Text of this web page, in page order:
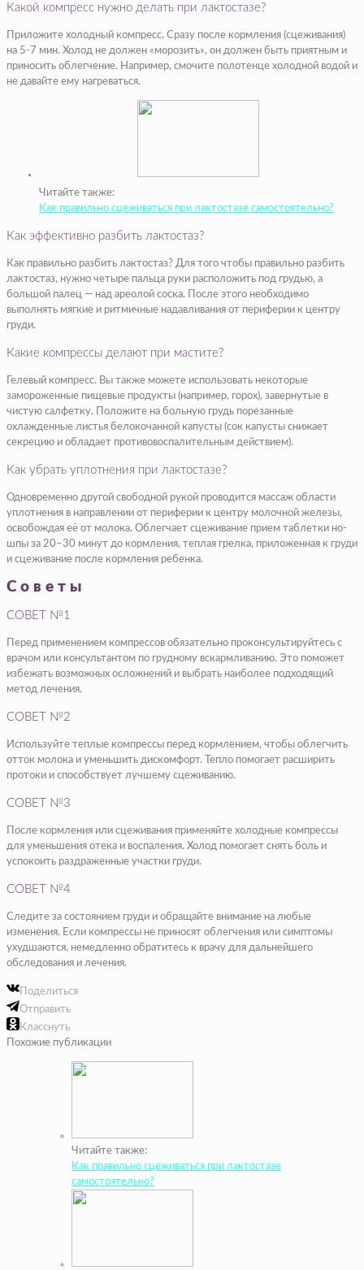
Какой компресс нужно делать при лактостазе?
Приложите холодный компресс. Сразу после кормления (сцеживания)
на 5-7 мин. Холод не должен «морозить», он должен быть приятным и
приносить облегчение. Например, смочите полотенце холодной водой и
не давайте ему нагреваться.
Читайте также:
Как правильно сцеживаться при лактостазе самостоятельно?
Как эффективно разбить лактостаз?
Как правильно разбить лактостаз? Для того чтобы правильно разбить
лактостаз, нужно четыре пальца руки расположить под грудью, а
большой палец — над ареолой соска. После этого необходимо
выполнять мягкие и ритмичные надавливания от периферии к центру
груди.
Какие компрессы делают при мастите?
Гелевый компресс. Вы также можете использовать некоторые
замороженные пищевые продукты (например, горох), завернутые в
чистую салфетку. Положите на больную грудь порезанные
охлажденные листья белокочанной капусты (сок капусты снижает
секрецию и обладает противовоспалительным действием).
Как убрать уплотнения при лактостазе?
Одновременно другой свободной рукой проводится массаж области
уплотнения в направлении от периферии к центру молочной железы,
освобождая её от молока. Облегчает сцеживание прием таблетки но-
шпы за 20–30 минут до кормления, теплая грелка, приложенная к груди
и сцеживание после кормления ребенка.
Советы
СОВЕТ №1
Перед применением компрессов обязательно проконсультируйтесь с
врачом или консультантом по грудному вскармливанию. Это поможет
избежать возможных осложнений и выбрать наиболее подходящий
метод лечения.
СОВЕТ №2
Используйте теплые компрессы перед кормлением, чтобы облегчить
отток молока и уменьшить дискомфорт. Тепло помогает расширить
протоки и способствует лучшему сцеживанию.
СОВЕТ №3
После кормления или сцеживания применяйте холодные компрессы
для уменьшения отека и воспаления. Холод помогает снять боль и
успокоить раздраженные участки груди.
СОВЕТ №4
Следите за состоянием груди и обращайте внимание на любые
изменения. Если компрессы не приносят облегчения или симптомы
ухудшаются, немедленно обратитесь к врачу для дальнейшего
обследования и лечения.
Поделиться
Отправить
Класснуть
Похожие публикации
Читайте также:
Как правильно сцеживаться при лактостазе
самостоятельно?